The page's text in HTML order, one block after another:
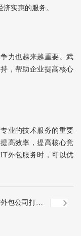
实惠的服务。
力也越来越重要。武
，帮助企业提高核心
业的技术服务的重要
高效率，提高核心竞
外包服务时，可以优
包公司打造